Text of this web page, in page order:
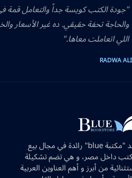
"جودة الكتب كويسة جداً والتعامل قمة
والحاجة تحفة حقيقي. ده غير الأسعار
اللي اتعاملت معاها."
تعد "مكتبة blue" رائدة في مجال بيع
داخل مصر، و هي تضم تشكيلة
من أبرز و أهم العناوين العربية